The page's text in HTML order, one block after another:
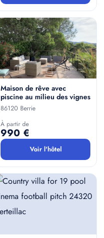
Maison de rêve avec
piscine au milieu des vignes
86120 Berrie
À partir de
990 €
Voir l'hôtel